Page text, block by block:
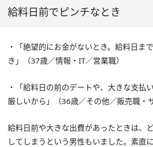
給料日前でピンチなとき
・「絶望的にお金がないとき。給料日ま
き」（37歳／情報・IT／営業職）
・「給料日の前のデートや、大きな支払
厳しいから」（36歳／その他／販売職・
給料日前や大きな出費があったときは、
してしまうという男性もいました。素直